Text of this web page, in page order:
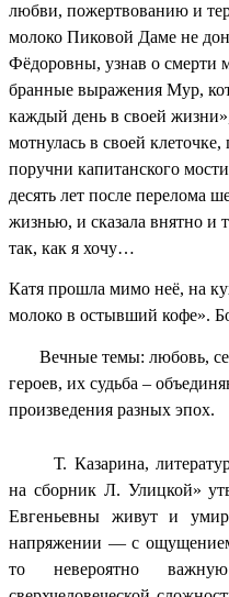
любви, пожертвованию и
молоко Пиковой Даме не
Фёдоровны, узнав о смерти
бранные выражения Мур,
каждый день в своей
мотнулась в своей
поручни капитанского
десять лет после перелома
жизнью, и сказала внятно и
так, как я хочу…
Катя прошла мимо неё, на
молоко в остывший кофе».
Вечные темы: любовь,
героев, их судьба –
произведения разных эпох.
Т. Казарина,
на сборник Л. Улицкой»
Евгеньевны живут и
напряжении — с
то невероятно